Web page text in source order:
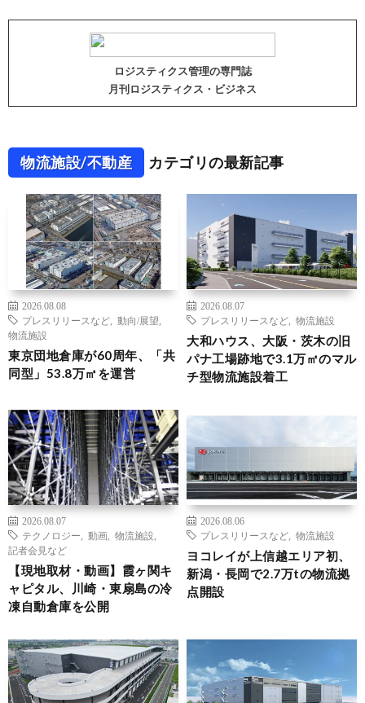
ロジスティクス管理の専門誌
月刊ロジスティクス・ビジネス
物流施設/不動産 カテゴリの最新記事
2026.08.08
プレスリリースなど
動向/展望
物流施設
東京団地倉庫が60周年、「共
同型」53.8万㎡を運営
2026.08.07
プレスリリースなど
物流施設
大和ハウス、大阪・茨木の旧
パナ工場跡地で3.1万㎡のマル
チ型物流施設着工
2026.08.07
テクノロジー
動画 物流施設
記者会見など
【現地取材・動画】霞ヶ関キ
ャピタル、川崎・東扇島の冷
凍自動倉庫を公開
2026.08.06
プレスリリースなど
物流施設
ヨコレイが上信越エリア初、
新潟・長岡で2.7万tの物流拠
点開設